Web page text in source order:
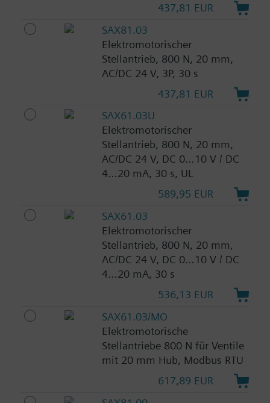
437,81 EUR
SAX81.03
Elektromotorischer
Stellantrieb, 800 N, 20 mm,
AC/DC 24 V, 3P, 30 s
437,81 EUR
SAX61.03U
Elektromotorischer
Stellantrieb, 800 N, 20 mm,
AC/DC 24 V, DC 0…10 V / DC
4…20 mA, 30 s, UL
589,95 EUR
SAX61.03
Elektromotorischer
Stellantrieb, 800 N, 20 mm,
AC/DC 24 V, DC 0…10 V / DC
4…20 mA, 30 s
536,13 EUR
SAX61.03/MO
Elektromotorische
Stellantriebe 800 N für Ventile
mit 20 mm Hub, Modbus RTU
617,89 EUR